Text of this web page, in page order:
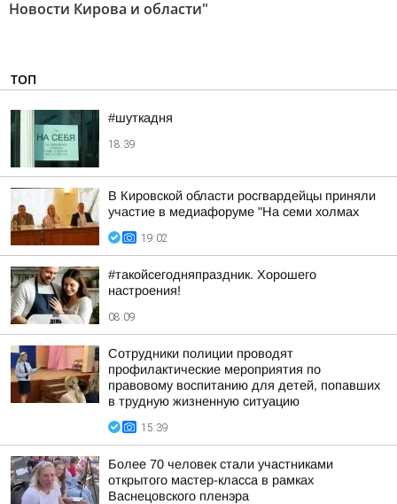
Новости Кирова и области"
ТОП
#шуткадня
18:39
В Кировской области росгвардейцы приняли
участие в медиафоруме "На семи холмах
19:02
#такойсегодняпраздник. Хорошего
настроения!
08:09
Сотрудники полиции проводят
профилактические мероприятия по
правовому воспитанию для детей, попавших
в трудную жизненную ситуацию
15:39
Более 70 человек стали участниками
открытого мастер-класса в рамках
Васнецовского пленэра